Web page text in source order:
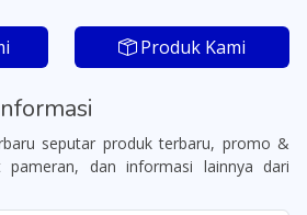
Produk Kami
seputar produk terbaru, promo &
pameran, dan informasi lainnya dari